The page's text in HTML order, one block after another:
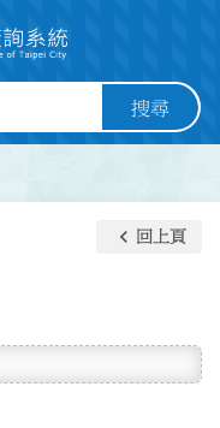
搜尋
keyboard_arrow_left 回上頁